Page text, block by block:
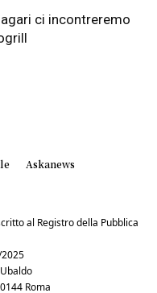
ci incontreremo
Askanews
al Registro della Pubblica
Roma